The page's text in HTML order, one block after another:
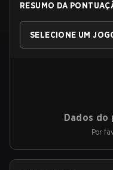
RESUMO DA
SELECIONE UM
Dados do
Por